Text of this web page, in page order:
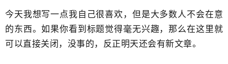
今天我想写一点我自己很喜欢，但是大多数人不会在意
的东西。如果你看到标题觉得毫无兴趣，那么在这里就
可以直接关闭，没事的，反正明天还会有新文章。